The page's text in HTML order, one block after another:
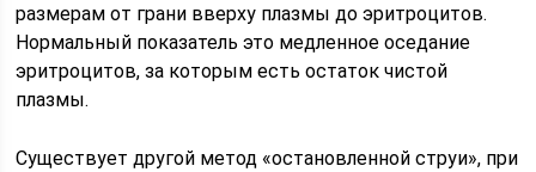
размерам от грани вверху плазмы до эритроцитов.
Нормальный показатель это медленное оседание
эритроцитов, за которым есть остаток чистой
плазмы.
Существует другой метод «остановленной струи», при